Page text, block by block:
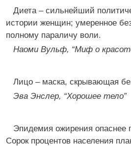
Диета – сильнейший
истории женщин; умеренное
полному параличу воли.
Наоми Вульф, “Миф о
Лицо – маска, скрывающая
Эва Энслер, “Хорошее тело”
Эпидемия ожирения опаснее
Сорок процентов населения